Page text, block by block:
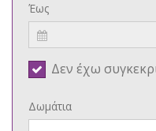
Έως
Δεν έχω
Δωμάτια